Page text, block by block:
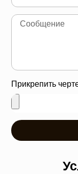
Прикрепить